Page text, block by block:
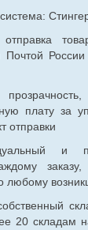
Почтой
плату за
отправки
и
заказу,
любому
20 складам